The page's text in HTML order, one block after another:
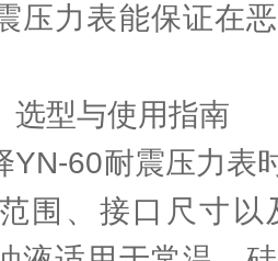
压力表能保证在
型与使用指南
60耐震压力表
围、接口尺寸